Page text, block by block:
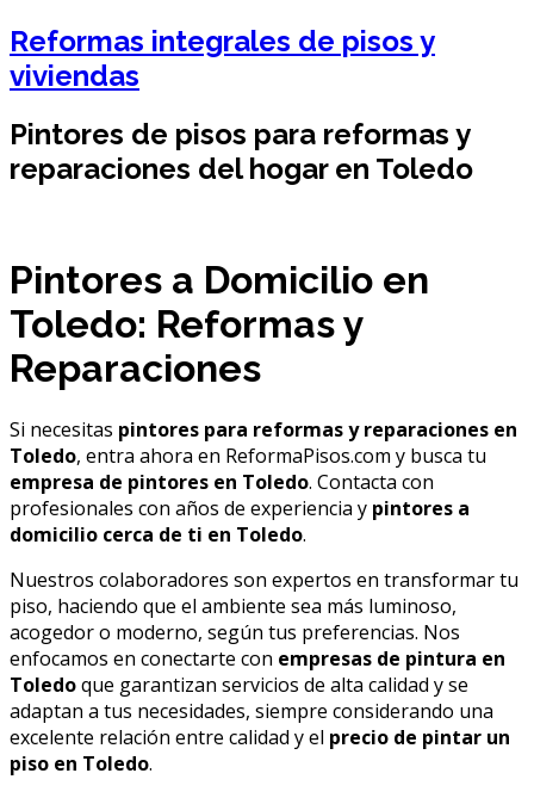
Reformas integrales de pisos y
viviendas
Pintores de pisos para reformas y
reparaciones del hogar en Toledo
Pintores a Domicilio en
Toledo: Reformas y
Reparaciones
Si necesitas pintores para reformas y reparaciones en
Toledo, entra ahora en ReformaPisos.com y busca tu
empresa de pintores en Toledo. Contacta con
profesionales con años de experiencia y pintores a
domicilio cerca de ti en Toledo.
Nuestros colaboradores son expertos en transformar tu
piso, haciendo que el ambiente sea más luminoso,
acogedor o moderno, según tus preferencias. Nos
enfocamos en conectarte con empresas de pintura en
Toledoque garantizan servicios de alta calidad y se
adaptan a tus necesidades, siempre considerando una
excelente relación entre calidad y el precio de pintar un
piso en Toledo.